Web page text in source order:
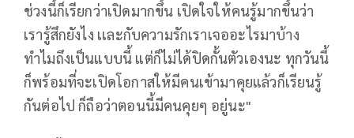
ช่วงนี้ก็เรียกว่าเปิดมากขึ้น เปิดใจให้คนรู้มากขึ้นว่า
เรารู้สึกยังไง เเละกับความรักเราเจออะไรมาบ้าง
ทำไมถึงเป็นแบบนี้ แต่ก็ไม่ได้ปิดกั้นตัวเองนะ ทุกวันนี้
ก็พร้อมที่จะเปิดโอกาสให้มีคนเข้ามาคุยแล้วก็เรียนรู้
กันต่อไป ก็ถือว่าตอนนี้มีคนคุยๆ อยู่นะ"